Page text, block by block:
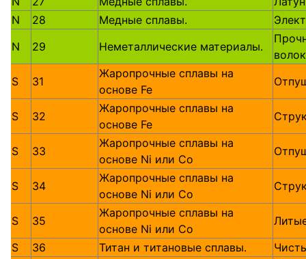
N
28 Медные сплавы.
N
29 Неметаллические материалы.
S
31
Жаропрочные сплавы на
основе Fe
S 32
Жаропрочные сплавы на
основе Fe
S 33
Жаропрочные сплавы на
основе Ni или Со
S 34
Жаропрочные сплавы на
основе Ni или Со
S 35
Жаропрочные сплавы на
основе Ni или Со
S
36 Титан и титановые сплавы.